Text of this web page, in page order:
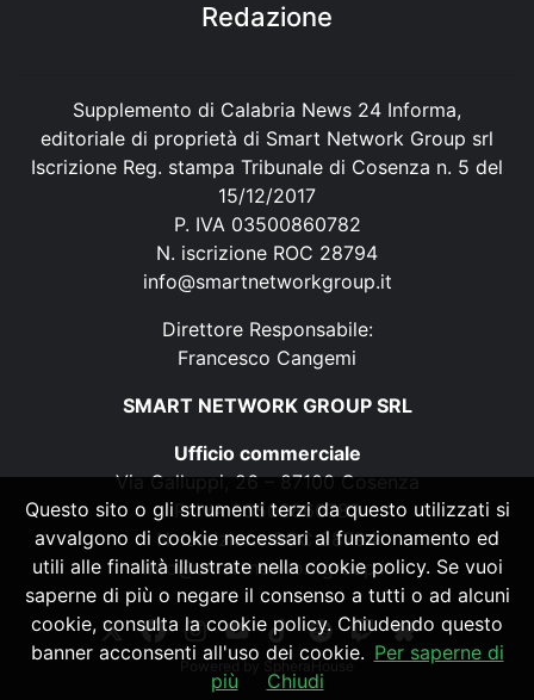
Redazione
Supplemento di Calabria News 24 Informa,
editoriale di proprietà di Smart Network Group srl
Iscrizione Reg. stampa Tribunale di Cosenza n. 5 del
15/12/2017
P. IVA 03500860782
N. iscrizione ROC 28794
info@smartnetworkgroup.it
Direttore Responsabile:
Francesco Cangemi
SMART NETWORK GROUP SRL
Ufficio commerciale
Via Galluppi, 26 – 87100 Cosenza
P. IVA 03500860782
N. iscrizione ROC 28794
info@smartnetworkgroup.it
Powered by SpheraHouse
Questo sito o gli strumenti terzi da questo utilizzati si
avvalgono di cookie necessari al funzionamento ed
utili alle finalità illustrate nella cookie policy. Se vuoi
saperne di più o negare il consenso a tutti o ad alcuni
cookie, consulta la cookie policy. Chiudendo questo
banner acconsenti all'uso dei cookie. Per saperne di
più
Chiudi